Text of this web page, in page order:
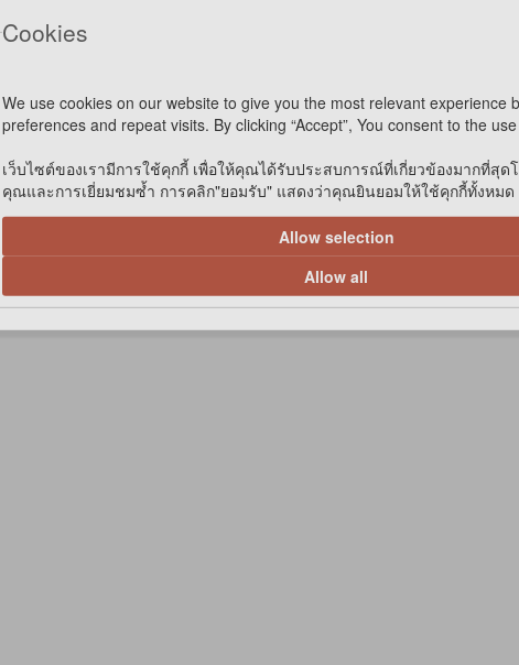
Cookies
We use cookies on our website to give you the most relevant experience
preferences and repeat visits. By clicking “Accept”, You consent to the
เว็บไซต์ของเรามีการใช้คุกกี้ เพื่อให้คุณได้รับประสบการณ์ที่เกี่ยวข้องมากที่สุด
คุณและการเยี่ยมชมซ้ำ การคลิก"ยอมรับ" แสดงว่าคุณยินยอมให้ใช้คุกกี้ทั้งหมด
Allow selection
Allow all